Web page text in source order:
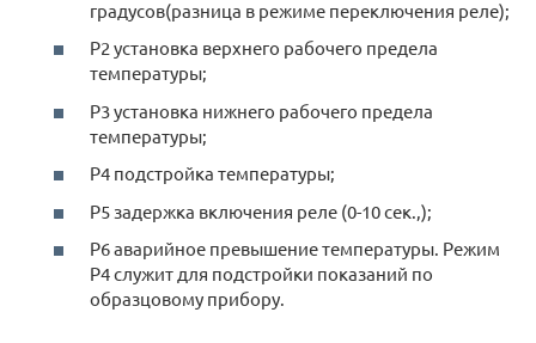
градусов(разница в режиме переключения реле);
P2 установка верхнего рабочего предела
температуры;
P3 установка нижнего рабочего предела
температуры;
P4 подстройка температуры;
P5 задержка включения реле (0-10 сек.,);
P6 аварийное превышение температуры. Режим
Р4 служит для подстройки показаний по
образцовому прибору.